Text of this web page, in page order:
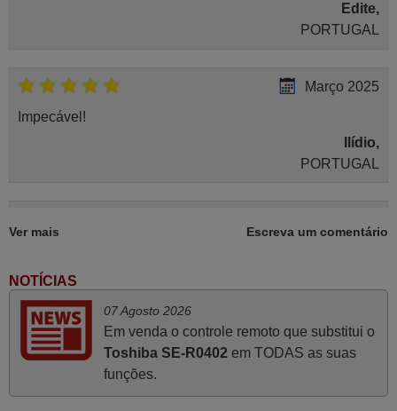
Bosch DKE915F03
Bosch DKE915F04
Bosch RKI071001
Bosch RKI071002
Bosch RKI071003
Bosch RKI071005
Bosch RKI090001
Bosch RKI090003
Bosch RKI090005
Edite,
PORTUGAL
Março 2025
Impecável!
Ilídio,
PORTUGAL
Agosto 2023
Muy bueno el servicio rápido e la encomienda perfecta
Ver mais Escreva um comentário
NOTÍCIAS
07 Agosto 2026
Em venda o controle remoto que substitui o
Toshiba SE-R0402em TODAS as suas
funções.